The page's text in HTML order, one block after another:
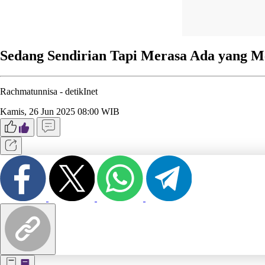
Sedang Sendirian Tapi Merasa Ada yang
Rachmatunnisa - detikInet
Kamis, 26 Jun 2025 08:00 WIB